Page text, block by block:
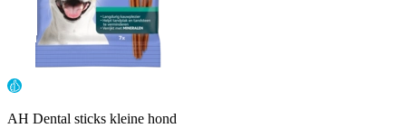
AH Dental sticks kleine hond